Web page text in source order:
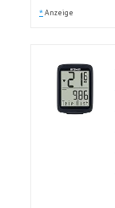
* Anzeige